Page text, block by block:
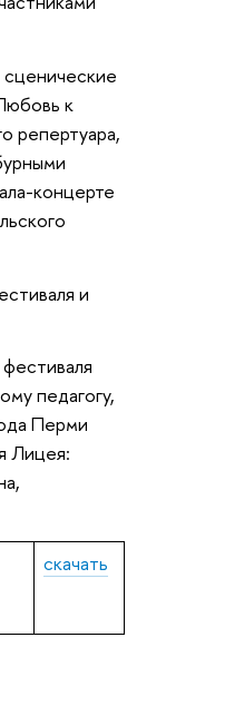
сценические
к
репертуара,
концерте
и
педагогу,
Перми
Лицея:
скачать